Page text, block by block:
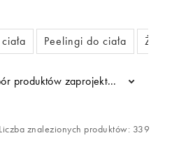
Peelingi do ciała Żele
...
Liczba znalezionych produktów: 339